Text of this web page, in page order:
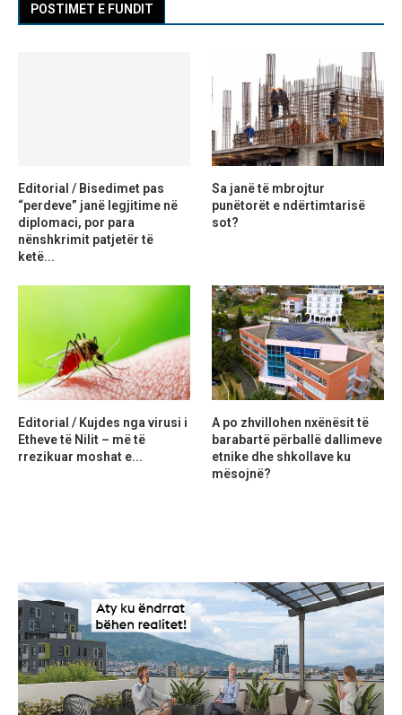
POSTIMET E FUNDIT
Editorial / Bisedimet pas
“perdeve” janë legjitime në
diplomaci, por para
nënshkrimit patjetër të
ketë...
Sa janë të mbrojtur
punëtorët e ndërtimtarisë
sot?
Editorial / Kujdes nga virusi i
Etheve të Nilit – më të
rrezikuar moshat e...
A po zhvillohen nxënësit të
barabartë përballë dallimeve
etnike dhe shkollave ku
mësojnë?